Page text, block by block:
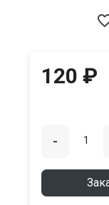
120 ₽
-